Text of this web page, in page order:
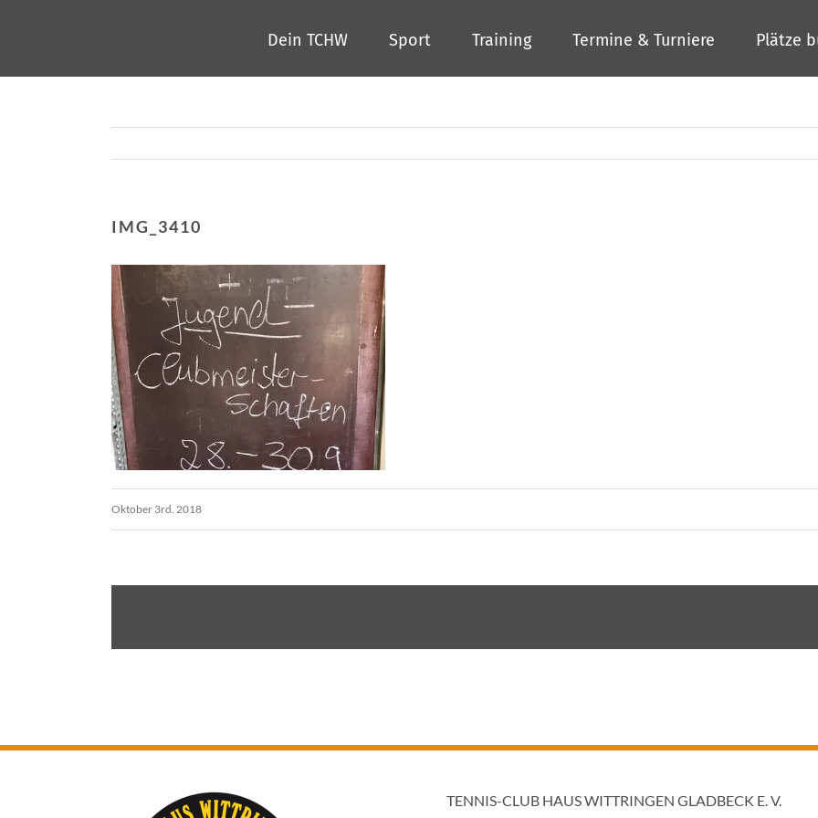
springen
Dein TCHW Sport Training Termine & Turniere Plätze
IMG_3410
Oktober 3rd. 2018
TENNIS-CLUB HAUS WITTRINGEN GLADBECK E. V.